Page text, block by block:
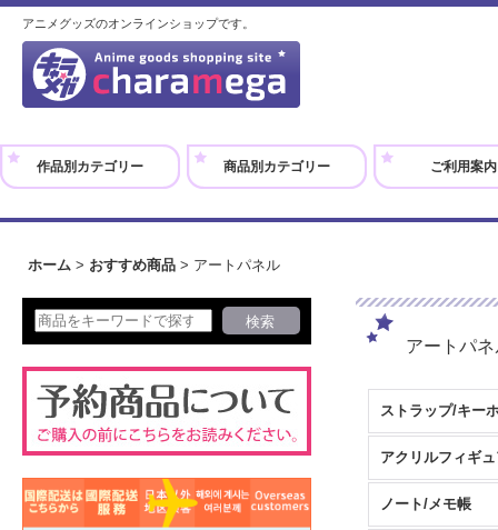
アニメグッズのオンラインショップです。
作品別カテゴリー 商品別カテゴリー ご利用案内
ホーム > おすすめ商品 > アートパネル
アートパ
ストラップ/キー
ノート/メモ帳